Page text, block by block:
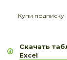
Купи подписку
Скачать
Excel